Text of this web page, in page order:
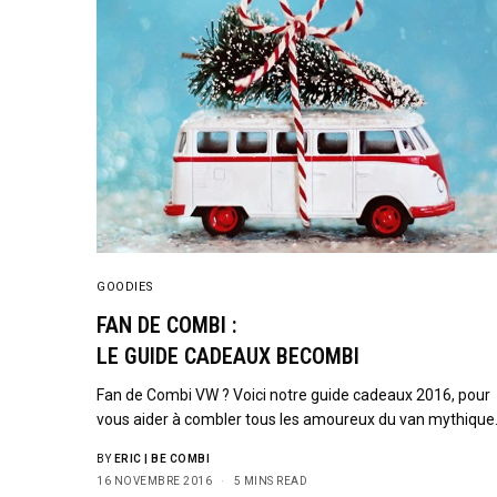
GOODIES
FAN DE COMBI :
LE GUIDE CADEAUX BECOMBI
Fan de Combi VW ? Voici notre guide cadeaux 2016, pour
vous aider à combler tous les amoureux du van
BY ERIC | BE COMBI
16 NOVEMBRE 2016
5 MINS READ